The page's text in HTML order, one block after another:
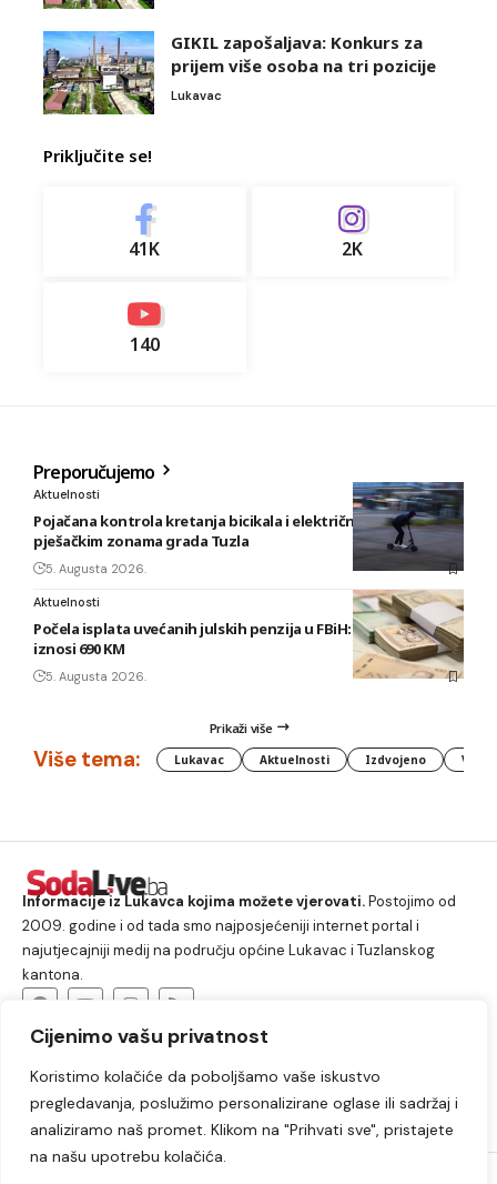
Cijenimo vašu privatnost
Koristimo kolačiće da poboljšamo vaše iskustvo
pregledavanja, poslužimo personalizirane oglase ili sadržaj i
analiziramo naš promet. Klikom na "Prihvati sve", pristajete
na našu upotrebu kolačića.
GIKIL zapošaljava: Konkurs za
prijem više osoba na tri pozicije
Lukavac
Priključite se!
41K 2K
140
Preporučujemo
Aktuelnosti
Pojačana kontrola kretanja bicikala i električnih romobila u
pješačkim zonama grada Tuzla
5. Augusta 2026.
Aktuelnosti
Počela isplata uvećanih julskih penzija u FBiH: Najniža sada
iznosi 690 KM
5. Augusta 2026.
Prikaži više
Više tema: Lukavac Aktuelnosti Izdvojeno
Informacije iz Lukavca kojima možete vjerovati.Postojimo od
2009. godine i od tada smo najposjećeniji internet portal i
najutjecajniji medij na području općine Lukavac i Tuzlanskog
kantona.
Lukavac Društvo Crna hronika
Sport
Kultura
Kolumne Slobodno vrijeme